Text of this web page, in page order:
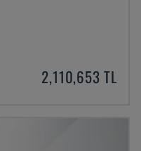
2,110,653 TL